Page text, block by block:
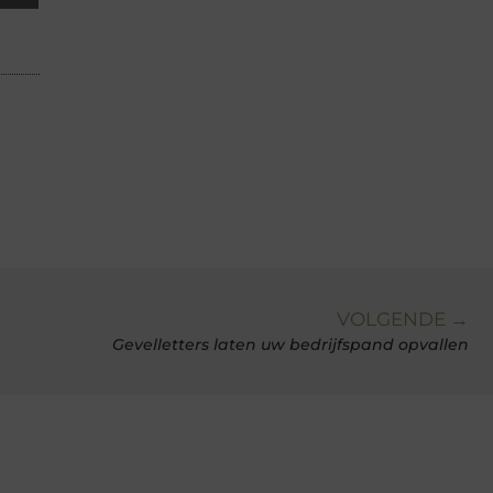
VOLGENDE →
Gevelletters laten uw bedrijfspand opvallen